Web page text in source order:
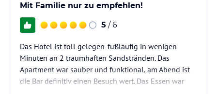
Mit Familie nur zu empfehlen!
5 / 6
Das Hotel ist toll gelegen-fußläufig in wenigen
Minuten an 2 traumhaften Sandstränden. Das
Apartment war sauber und funktional, am Abend ist
die Bar definitiv einen Besuch wert. Das Essen war